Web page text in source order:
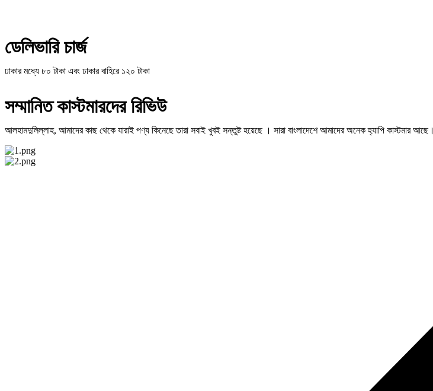
ডেলিভারি চার্জ
ঢাকার মধ্যে ৮০ টাকা এবং ঢাকার বাহিরে ১২০ টাকা
সম্মানিত কাস্টমারদের রিভিউ
আলহামদুলিল্লাহ, আমাদের কাছ থেকে যারাই পণ্য কিনেছে তারা সবাই খুবই সন্তুষ্ট হয়েছে । সারা বাংলাদেশে আমাদেরঅনেক হ্যাপি কাস্টমার আছে।